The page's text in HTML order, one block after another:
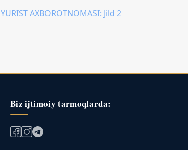
YURIST AXBOROTNOMASI: Jild 2
Biz ijtimoiy tarmoqlarda: